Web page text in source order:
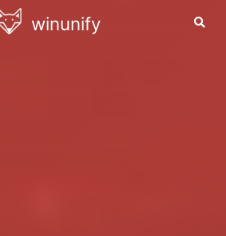
winunify